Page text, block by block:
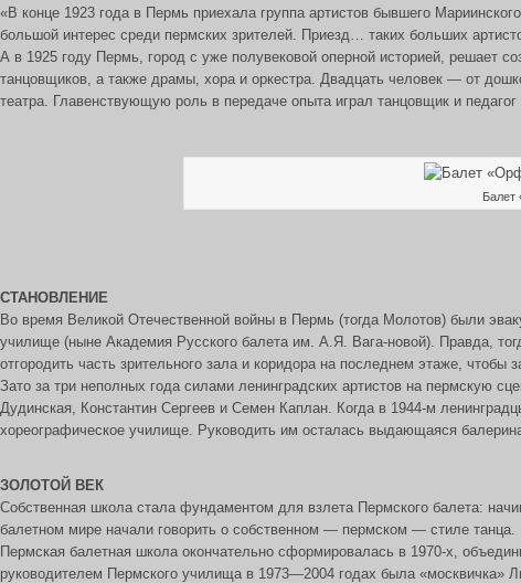
«В конце 1923 года в Пермь приехала группа артистов бывшего
большой интерес среди пермских зрителей. Приезд… таких больших
А в 1925 году Пермь, город с уже полувековой оперной историей, решает
танцовщиков, а также драмы, хора и оркестра. Двадцать человек — от
театра. Главенствующую роль в передаче опыта играл танцовщик и
Балет
СТАНОВЛЕНИЕ
Во время Великой Отечественной войны в Пермь (тогда Молотов) были
училище (ныне Академия Русского балета им. А.Я. Вага-новой). Правда,
отгородить часть зрительного зала и коридора на последнем этаже, чтобы
Зато за три неполных года силами ленинградских артистов на пермскую
Дудинская, Константин Сергеев и Семен Каплан. Когда в 1944-м
хореографическое училище. Руководить им осталась выдающаяся
ЗОЛОТОЙ ВЕК
Собственная школа стала фундаментом для взлета Пермского балета:
балетном мире начали говорить о собственном — пермском — стиле танца.
Пермская балетная школа окончательно сформировалась в 1970-х,
руководителем Пермского училища в 1973—2004 годах была «москвичка»